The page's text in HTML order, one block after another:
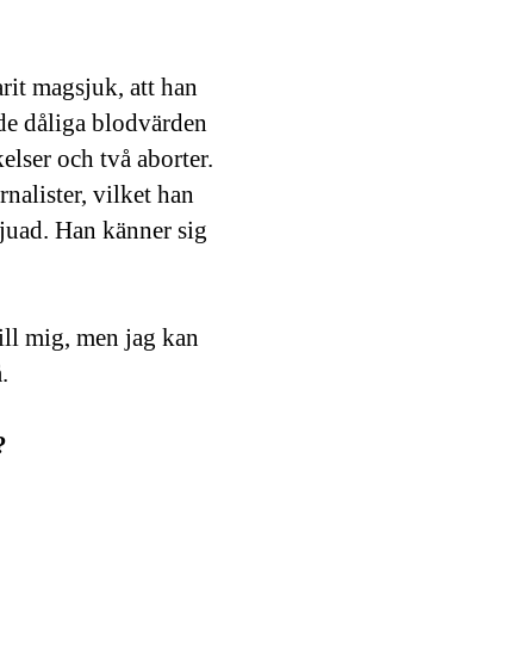
magsjuk, att han
dåliga blodvärden
och två aborter.
vilket han
Han känner sig
mig, men jag kan